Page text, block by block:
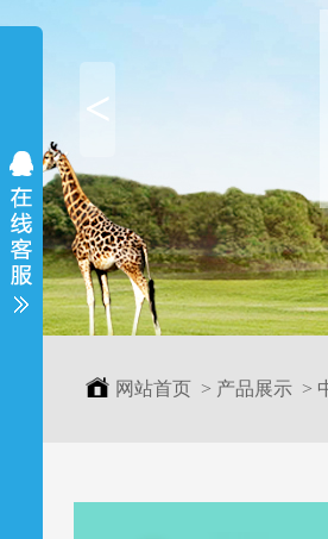
<
网站首页 > 产品展示 >